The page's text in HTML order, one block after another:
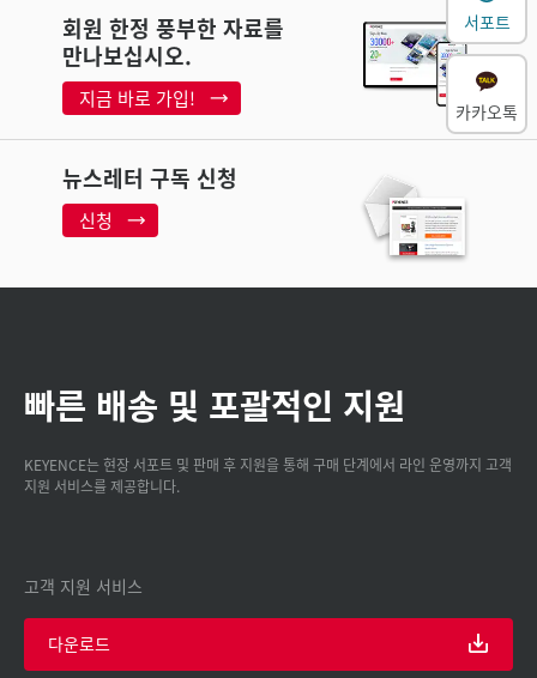
회원 한정 풍부한 자료를
만나보십시오.
지금 바로 가입!
뉴스레터 구독 신청
신청
빠른 배송 및 포괄적인 지원
KEYENCE는 현장 서포트 및 판매 후 지원을 통해 구매 단계에서 라인 운영까지 고객
지원 서비스를 제공합니다.
고객 지원 서비스
다운로드
서포트
카카오톡